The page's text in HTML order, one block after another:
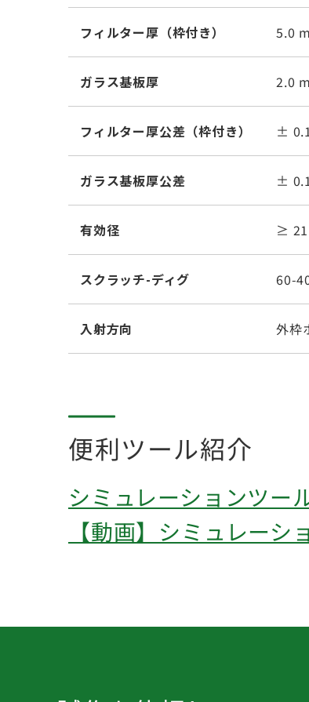
フィルター厚（枠付き） 5.0
ガラス基板厚 2.0
フィルター厚公差（枠付き） ±
ガラス基板厚公差 ±
有効径 ≥
スクラッチ-ディグ 60-
入射方向 外枠
便利ツール紹介
シミュレーションツ
【動画】シミュレー